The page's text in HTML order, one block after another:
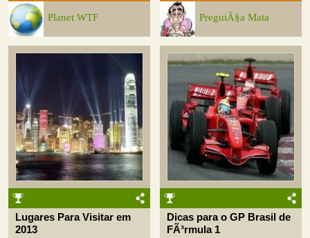
Planet WTF PreguiÃ§a Mata
Lugares Para Visitar em
2013
Dicas para o GP Brasil de
FÃ³rmula 1